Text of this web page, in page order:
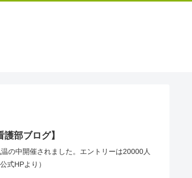
部ブログ】
の中開催されました。エントリーは20000人
式HPより）